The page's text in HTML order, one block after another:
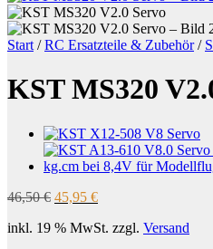
Start / RC Ersatzteile & Zubehör /
KST MS320
46,50€ Ursprünglicher
war:
45,95 €Aktueller
ist:
inkl. 19 % MwSt. zzgl. Versand